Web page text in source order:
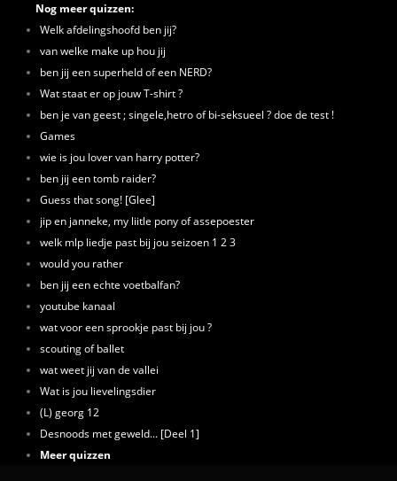
Nog meer quizzen:
Welk afdelingshoofd ben jij?
van welke make up hou jij
ben jij een superheld of een NERD?
Wat staat er op jouw T-shirt ?
ben je van geest ; singele,hetro of bi-seksueel ? doe de test !
Games
wie is jou lover van harry potter?
ben jij een tomb raider?
Guess that song! [Glee]
jip en janneke, my liitle pony of assepoester
welk mlp liedje past bij jou seizoen 1 2 3
would you rather
ben jij een echte voetbalfan?
youtube kanaal
wat voor een sprookje past bij jou ?
scouting of ballet
wat weet jij van de vallei
Wat is jou lievelingsdier
(L) georg 12
Desnoods met geweld... [Deel 1]
Meer quizzen